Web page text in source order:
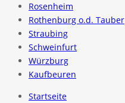
Rosenheim
Rothenburg o.d. Tauber
Straubing
Schweinfurt
Würzburg
Kaufbeuren
Startseite